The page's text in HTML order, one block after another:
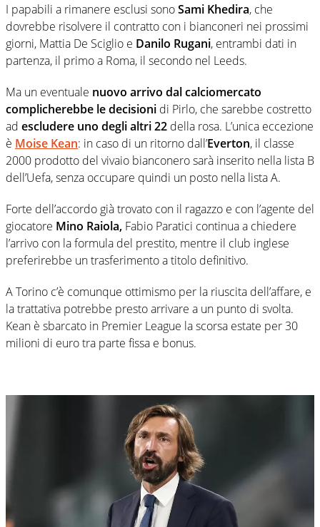
I papabili a rimanere esclusi sonoSami Khedira, che
dovrebbe risolvere il contratto con i bianconeri nei prossimi
giorni, Mattia De Sciglio e Danilo Rugani, entrambi dati in
partenza, il primo a Roma, il secondo nel Leeds.
Ma un eventuale nuovo arrivo dal calciomercato
complicherebbe le decisioni di Pirlo, che sarebbe costretto
ad escludere uno degli altri 22 della rosa. L’unica eccezione
è Moise Kean: in caso di un ritorno dall’Everton, il classe
2000 prodotto del vivaio bianconero sarà inserito nella lista B
dell’Uefa, senza occupare quindi un posto nella lista A.
Forte dell’accordo già trovato con il ragazzo e con l’agente del
giocatore Mino Raiola, Fabio Paratici continua a chiedere
l’arrivo con la formula del prestito, mentre il club inglese
preferirebbe un trasferimento a titolo definitivo.
A Torino c’è comunque ottimismo per la riuscita dell’affare, e
la trattativa potrebbe presto arrivare a un punto di svolta.
Kean è sbarcato in Premier League la scorsa estate per 30
milioni di euro tra parte fissa e bonus.